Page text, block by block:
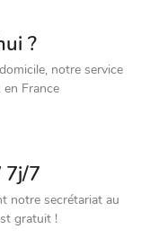
?
notre service
France
7j/7
notre secrétariat au
gratuit !